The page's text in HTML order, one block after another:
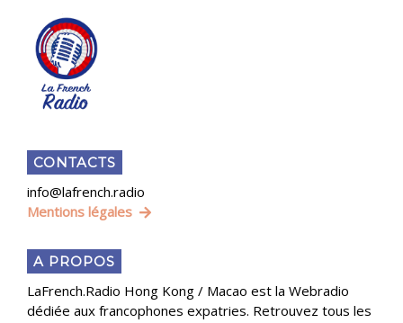
CONTACTS
info@lafrench.radio
Mentions légales
A PROPOS
LaFrench.Radio Hong Kong / Macao est la Webradio
dédiée aux francophones expatries. Retrouvez tous les